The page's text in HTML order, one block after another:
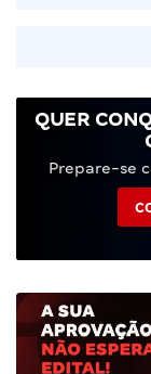
QUER
Prepare-se